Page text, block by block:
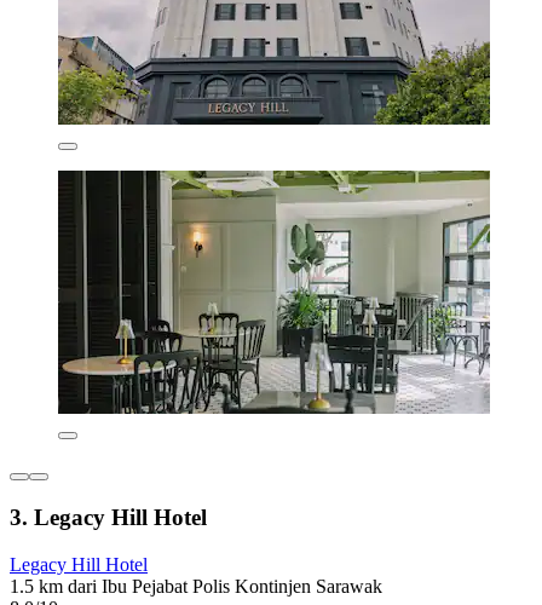
3. Legacy Hill Hotel
Legacy Hill Hotel
1.5 km dari Ibu Pejabat Polis Kontinjen Sarawak